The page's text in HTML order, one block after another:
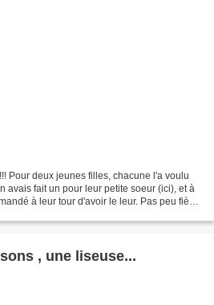
Pour deux jeunes filles, chacune l'a voulu
avais fait un pour leur petite soeur (ici), et à
à leur tour d'avoir le leur. Pas peu fière
, une liseuse...